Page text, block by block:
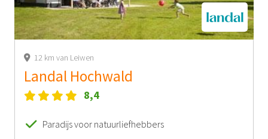
12 km van Leiwen
Landal Hochwald
8,4
Paradijs voor natuurliefhebbers